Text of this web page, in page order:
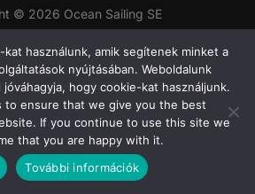
© 2026 Ocean Sailing SE
használunk, amik segítenek minket a
nyújtásában. Weboldalunk
jóváhagyja, hogy cookie-kat használjunk.
to ensure that we give you the best
If you continue to use this site we
that you are happy with it.
További információk